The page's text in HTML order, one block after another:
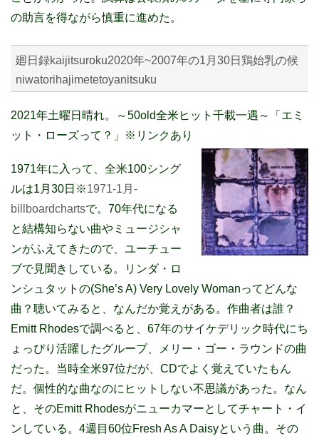
の助言を得ながら慎重に進めた。
廻日録kaijitsuroku2020年~2007年の1月30日鶏始乳の候
niwatorihajimetetoyanitsuku
2021年土曜日晴れ。～50old全米ヒット千載一遇～「エミ
ット・ローズって？」※リンクあり
1971年に入って、全米100シング
ルは1月30日※1971-1月-
billboardchartsで。70年代になる
と結構知らない曲やミュージシャ
ンがふえてきたので、ユーチュー
ブで見聞きしている。リンダ・ロ
ンシュタットの(She’s A) Very Lovely Womanってどんな
曲？聴いてみると、なんだか覚えがある。作曲者は誰？
Emitt Rhodesで調べると、67年のサイケデリック時代にち
ょっぴり活躍したグループ、メリー・ゴー・ラウンドの曲
だった。当時全米97位だが、CDでよく覚えていたもん
だ。個性的な曲なのにヒットしない不思議があった。なん
と、そのEmitt Rhodesがニューカマーとしてチャート・イ
ンしている。4週目60位Fresh As A Daisyという曲。その